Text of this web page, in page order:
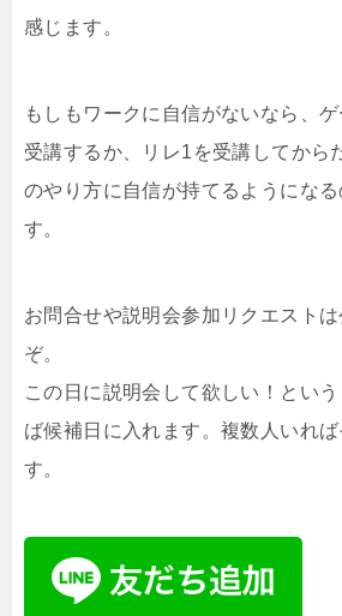
感じます。
もしもワークに自信がないなら、
受講するか、リレ1を受講してから
のやり方に自信が持てるようにな
す。
お問合せや説明会参加リクエスト
ぞ。
この日に説明会して欲しい！とい
ば候補日に入れます。複数人いれ
す。